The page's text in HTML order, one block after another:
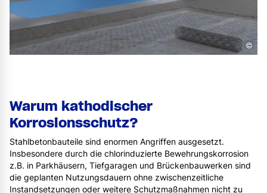
Warum kathodischer
Korrosionsschutz?
Stahlbetonbauteile sind enormen Angriffen ausgesetzt.
Insbesondere durch die chlorinduzierte Bewehrungskorrosion
z.B. in Parkhäusern, Tiefgaragen und Brückenbauwerken sind
die geplanten Nutzungsdauern ohne zwischenzeitliche
Instandsetzungen oder weitere Schutzmaßnahmen nicht zu
©